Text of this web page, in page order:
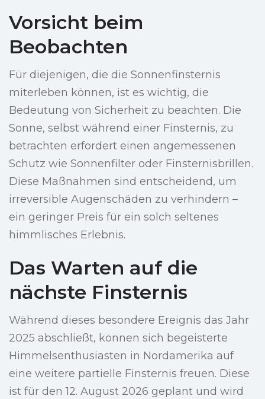
Vorsicht beim
Beobachten
Für diejenigen, die die Sonnenfinsternis
miterleben können, ist es wichtig, die
Bedeutung von Sicherheit zu beachten. Die
Sonne, selbst während einer Finsternis, zu
betrachten erfordert einen angemessenen
Schutz wie Sonnenfilter oder Finsternisbrillen.
Diese Maßnahmen sind entscheidend, um
irreversible Augenschäden zu verhindern –
ein geringer Preis für ein solch seltenes
himmlisches Erlebnis.
Das Warten auf die
nächste Finsternis
Während dieses besondere Ereignis das Jahr
2025 abschließt, können sich begeisterte
Himmelsenthusiasten in Nordamerika auf
eine weitere partielle Finsternis freuen. Diese
ist für den 12. August 2026 geplant und wird